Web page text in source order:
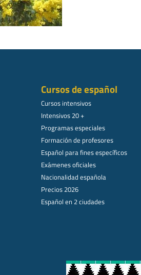
Cursos de español
Cursos intensivos
Intensivos 20 +
Programas especiales
Formación de profesores
Español para fines específicos
Exámenes oficiales
Nacionalidad española
Precios 2026
Español en 2 ciudades